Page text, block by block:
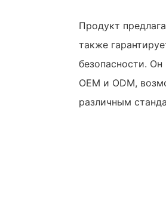
Продукт
также
безопасности.
OEM и ODM,
различным